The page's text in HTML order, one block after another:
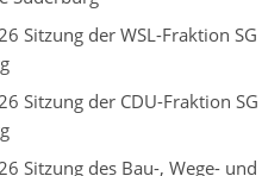
Sitzung der WSL-Fraktion SG
Sitzung der CDU-Fraktion SG
Sitzung des Bau-, Wege- und